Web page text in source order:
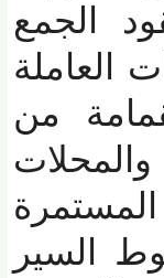
الجمع
من
السير